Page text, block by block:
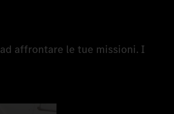
affrontare le tue missioni. I